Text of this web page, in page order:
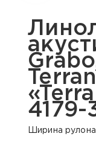
4179-
Ширина